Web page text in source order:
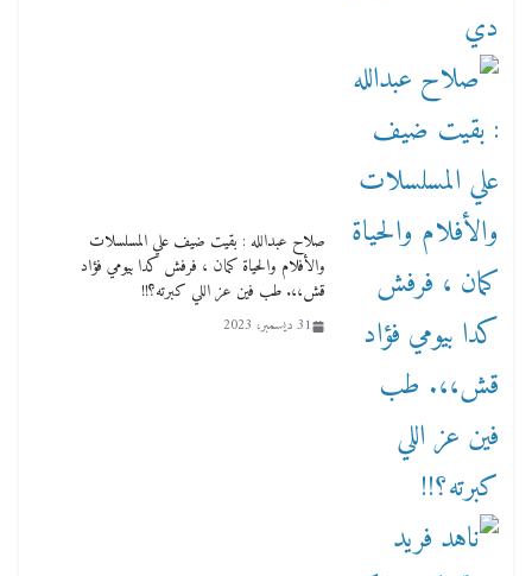
صلاح عبدالله : بقيت ضيف علي المسلسلات
والأفلام والحياة كمان ، فرفش كدا بيومي فؤاد
قش،،. طب فين عز اللي كبرته؟!!
31 ديسمبر، 2023